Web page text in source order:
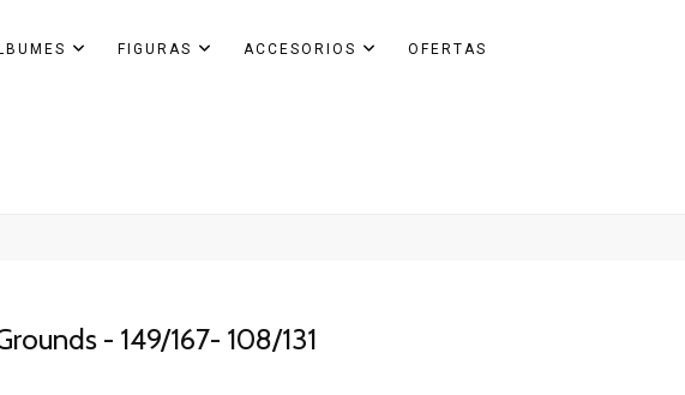
FIGURAS ACCESORIOS OFERTAS
- 149/167- 108/131